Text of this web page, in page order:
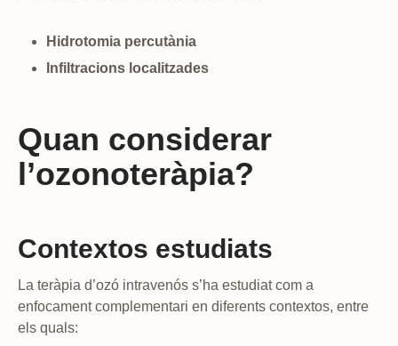
Hidrotomia percutània
Infiltracions localitzades
Quan considerar
l’ozonoteràpia?
Contextos estudiats
La teràpia d’ozó intravenós s’ha estudiat com a
enfocament complementari en diferents contextos, entre
els quals: